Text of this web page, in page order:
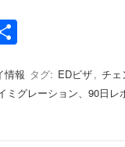
情報 タグ: EDビザ, チェ
ミグレーション、90日レ